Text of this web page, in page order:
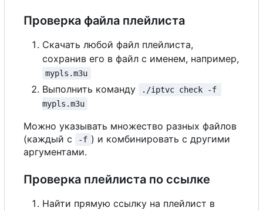
Проверка файла плейлиста
Скачать любой файл плейлиста,
сохранив его в файл с именем, например,
mypls.m3u
Выполнить команду
./iptvc check -f
mypls.m3u
Можно указывать множество разных файлов
(каждый с
-f ) и комбинировать с другими
аргументами.
Проверка плейлиста по ссылке
Найти прямую ссылку на плейлист в